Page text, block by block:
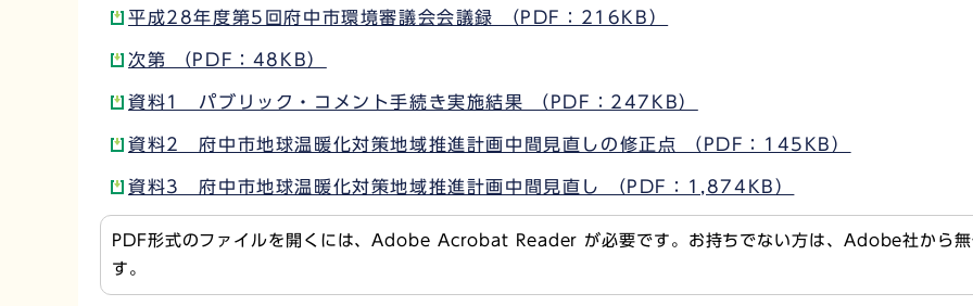
平成28年度第5回府中市環境審議会会議録 （PDF：216KB）
次第 （PDF：48KB）
資料1 パブリック・コメント手続き実施結果 （PDF：247KB）
資料2 府中市地球温暖化対策地域推進計画中間見直しの修正点 （PDF：145KB）
資料3 府中市地球温暖化対策地域推進計画中間見直し （PDF：1,874KB）
PDF形式のファイルを開くには、Adobe Acrobat Reader が必要です。お持ちでない方は、Adobe社から無
す。